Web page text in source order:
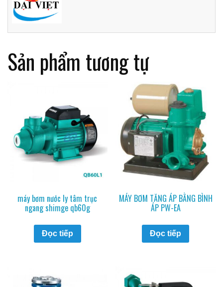
Sản phẩm tương tự
máy bơm nước ly tâm trục
ngang shimge qb60g
Đọc tiếp
MÁY BƠM TĂNG ÁP BẰNG BÌNH
ÁP PW-EA
Đọc tiếp